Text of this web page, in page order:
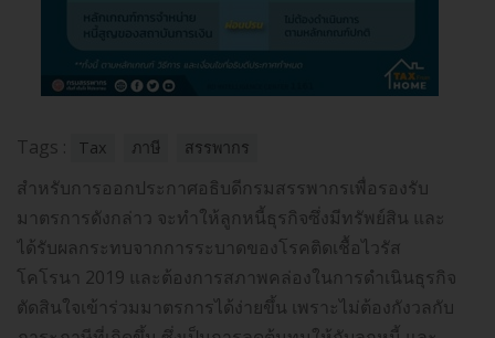
Tags : Tax ภาษี สรรพากร
สำหรับการออกประกาศอธิบดีกรมสรรพากรเพื่อรองรับ
มาตรการดังกล่าว จะทำให้ลูกหนี้ธุรกิจซึ่งมีทรัพย์สิน และ
ได้รับผลกระทบจากการระบาดของโรคติดเชื้อไวรัส
โคโรนา 2019 และต้องการสภาพคล่องในการดำเนินธุรกิจ
ตัดสินใจเข้าร่วมมาตรการได้ง่ายขึ้น เพราะไม่ต้องกังวลกับ